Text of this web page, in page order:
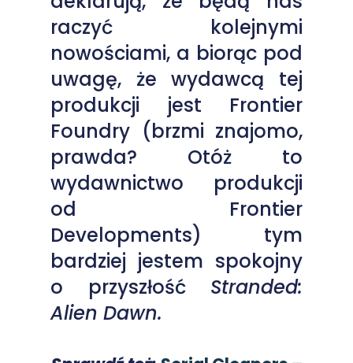
raczyć kolejnymi
nowościami, a biorąc pod
uwagę, że wydawcą tej
produkcji jest Frontier
Foundry (brzmi znajomo,
prawda? Otóż to
wydawnictwo produkcji
od Frontier
Developments) tym
bardziej jestem spokojny
o przyszłość Stranded:
Alien Dawn.